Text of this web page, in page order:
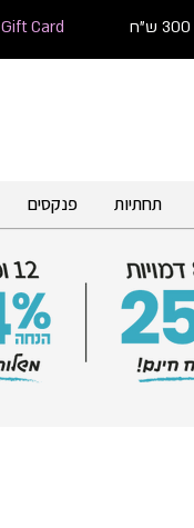
Gift Card |
תחתיות פנקסים